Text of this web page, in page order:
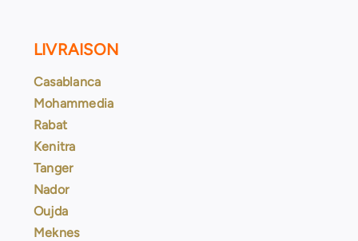
LIVRAISON
Casablanca
Mohammedia
Rabat
Kenitra
Tanger
Nador
Oujda
Meknes